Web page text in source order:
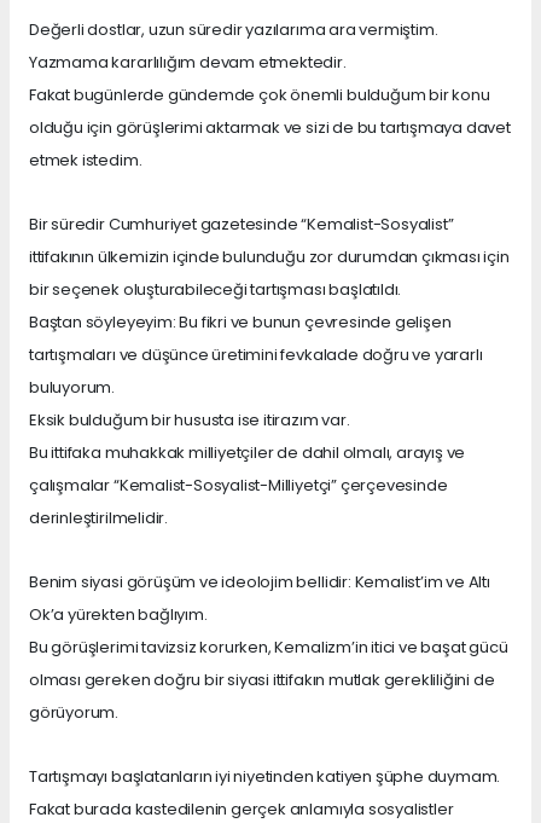
Değerli dostlar, uzun süredir yazılarıma ara vermiştim.
Yazmama kararlılığım devam etmektedir.
Fakat bugünlerde gündemde çok önemli bulduğum bir konu
olduğu için görüşlerimi aktarmak ve sizi de bu tartışmaya davet
etmek istedim.
Bir süredir Cumhuriyet gazetesinde “Kemalist-Sosyalist”
ittifakının ülkemizin içinde bulunduğu zor durumdan çıkması için
bir seçenek oluşturabileceği tartışması başlatıldı.
Baştan söyleyeyim: Bu fikri ve bunun çevresinde gelişen
tartışmaları ve düşünce üretimini fevkalade doğru ve yararlı
buluyorum.
Eksik bulduğum bir hususta ise itirazım var.
Bu ittifaka muhakkak milliyetçiler de dahil olmalı, arayış ve
çalışmalar “Kemalist-Sosyalist-Milliyetçi” çerçevesinde
derinleştirilmelidir.
Benim siyasi görüşüm ve ideolojim bellidir: Kemalist’im ve Altı
Ok’a yürekten bağlıyım.
Bu görüşlerimi tavizsiz korurken, Kemalizm’in itici ve başat gücü
olması gereken doğru bir siyasi ittifakın mutlak gerekliliğini de
görüyorum.
Tartışmayı başlatanların iyi niyetinden katiyen şüphe duymam.
Fakat burada kastedilenin gerçek anlamıyla sosyalistler